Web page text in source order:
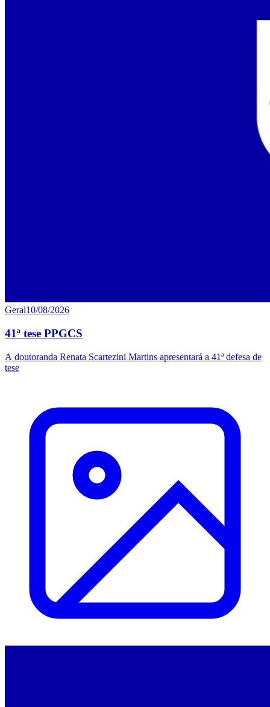
Geral10/08/2026
41ª tese PPGCS
A doutoranda Renata Scartezini Martins apresentará a 41ª defesa de
tese